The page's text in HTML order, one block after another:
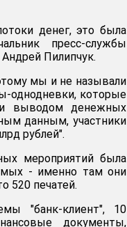
денег, это была
пресс-службы
Пилипчук.
мы и не называли
однодневки, которые
и выводом денежных
данным, участники
рублей".
мероприятий была
- именно там они
520 печатей.
"банк-клиент", 10
документы,